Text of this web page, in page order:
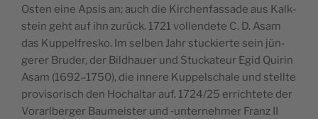
Osten eine Apsis an; auch die Kir­chen­fas­sa­de aus Kalk­
stein geht auf ihn zurück. 1721 voll­ende­te C. D. Asam
das Kup­pel­fres­ko. Im sel­ben Jahr stuckier­te sein jün­
ge­rer Bru­der, der Bild­hau­er und Stu­cka­teur Egid Qui­rin
Asam (1692–1750), die inne­re Kup­pel­scha­le und stell­te
pro­vi­so­risch den Hoch­al­tar auf. 1724/25 errich­te­te der
Vor­arl­ber­ger Bau­meis­ter und ‑unter­neh­mer Franz II